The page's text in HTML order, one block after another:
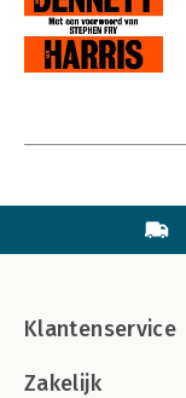
Klantenservice
Zakelijk